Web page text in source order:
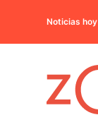
Noticias hoy